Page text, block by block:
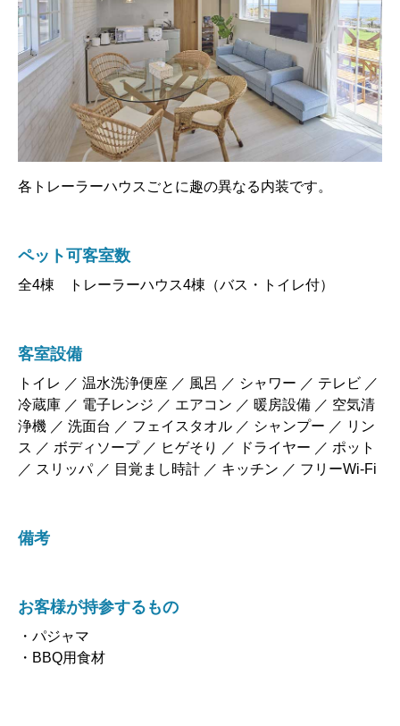
各トレーラーハウスごとに趣の異なる内装です。
ペット可客室数
全4棟 トレーラーハウス4棟（バス・トイレ付）
客室設備
トイレ ／ 温水洗浄便座 ／ 風呂 ／ シャワー ／ テレビ ／
冷蔵庫 ／ 電子レンジ ／ エアコン ／ 暖房設備 ／ 空気清
浄機 ／ 洗面台 ／ フェイスタオル ／ シャンプー ／ リン
ス ／ ボディソープ ／ ヒゲそり ／ ドライヤー ／ ポット
／ スリッパ ／ 目覚まし時計 ／ キッチン ／ フリーWi-Fi
備考
お客様が持参するもの
・パジャマ
・BBQ用食材